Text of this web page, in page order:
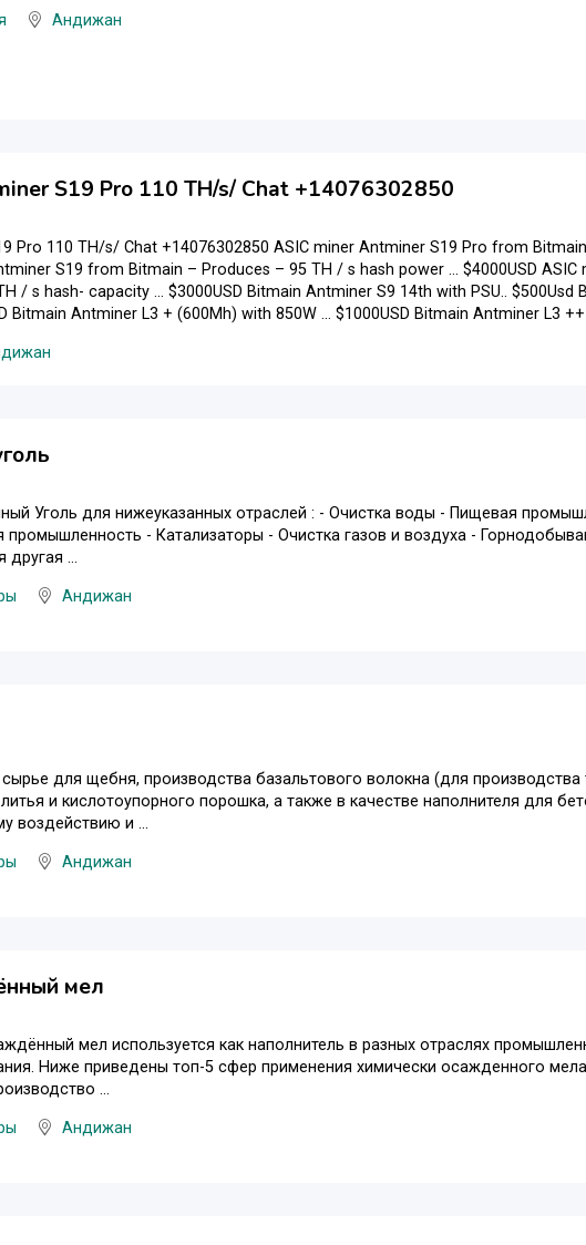
Андижан
S19 Pro 110 TH/s/ Chat +14076302850
Pro 110 TH/s/ Chat +14076302850 ASIC miner Antminer S19 Pro from
S19 from Bitmain – Produces – 95 TH / s hash power … $4000USD
/ s hash- capacity … $3000USD Bitmain Antminer S9 14th with PSU.. $500Usd
Bitmain Antminer L3 + (600Mh) with 850W … $1000USD Bitmain Antminer L3 ++
Уголь для нижеуказанных отраслей : - Очистка воды - Пищевая
промышленность - Катализаторы - Очистка газов и воздуха -
другая ...
Андижан
сырье для щебня, производства базальтового волокна (для производства
и кислотоупорного порошка, а также в качестве наполнителя для
воздействию и ...
Андижан
мел
мел используется как наполнитель в разных отраслях
Ниже приведены топ-5 сфер применения химически осажденного
...
Андижан